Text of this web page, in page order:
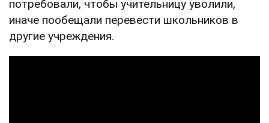
потребовали, чтобы учительницу уволили,
иначе пообещали перевести школьников в
другие учреждения.